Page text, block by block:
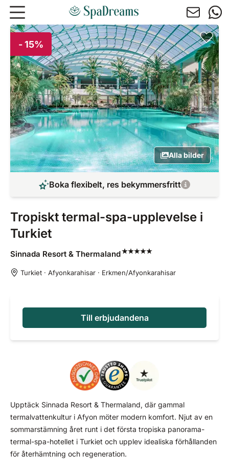
Hoppa till huvudinnehåll
- 15%
Alla bilder
Boka flexibelt, res bekymmersfritt
Tropiskt termal-spa-upplevelse i
Turkiet
Sinnada Resort & Thermaland
Turkiet · Afyonkarahisar · Erkmen/Afyonkarahisar
Till erbjudandena
Upptäck Sinnada Resort & Thermaland, där gammal
termalvattenkultur i Afyon möter modern komfort. Njut av en
sommarstämning året runt i det första tropiska panorama-
termal-spa-hotellet i Turkiet och upplev idealiska förhållanden
för återhämtning och regeneration.